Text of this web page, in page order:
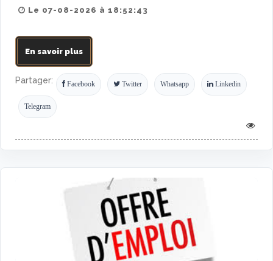
Le 07-08-2026 à 18:52:43
En savoir plus
Partager: Facebook Twitter Whatsapp Linkedin
Telegram